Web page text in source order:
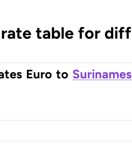
table for
Euro to